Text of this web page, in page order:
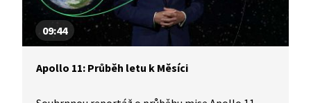
09:44
Apollo 11: Průběh letu k Měsíci